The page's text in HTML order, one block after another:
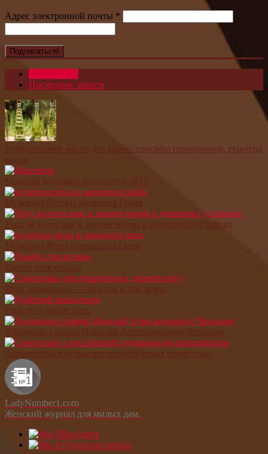
Адрес электронной почты *
Последние записи
Розмариновое масло для волос: способы применения, рецепты
масок
Модный маникюр весна-лето 2017
Мужчина Весы и женщина Рыбы
Уход за волосами в зимнее время в домашних условиях
Мужчина Весы и женщина Овен
Приём стеклотары
Врач дерматолог — кто это и что лечит
Рдейский монастырь
Художник-график Николай Александрович Черкасов
Аниматоры: краткая история обучения профессии
LadyNumber1.com
Женский журнал для милых дам.